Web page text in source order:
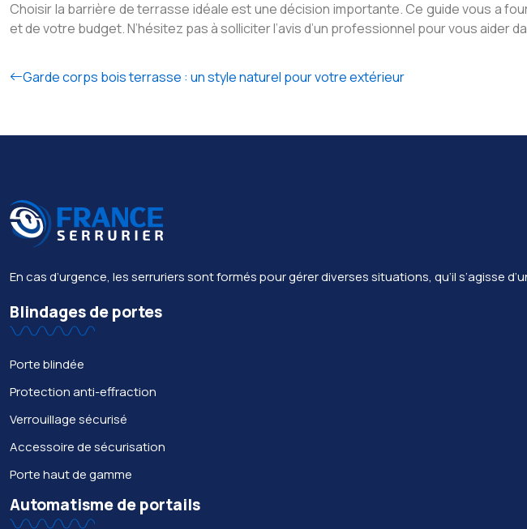
Choisir la barrière de terrasse idéale est une décision importante. Ce guide vous a
et de votre budget. N’hésitez pas à solliciter l’avis d’un professionnel pour vous aider
Garde corps bois terrasse : un style naturel pour votre extérieur
En cas d’urgence, les serruriers sont formés pour gérer diverses situations, qu’il s’agisse
Blindages de portes
Porte blindée
Protection anti-effraction
Verrouillage sécurisé
Accessoire de sécurisation
Porte haut de gamme
Automatisme de portails